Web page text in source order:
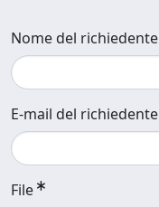
Nome del richiedente
E-mail del richiedente
File